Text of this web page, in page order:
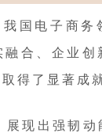
国电子商务
合、企业创
得了显著成
展现出强韧